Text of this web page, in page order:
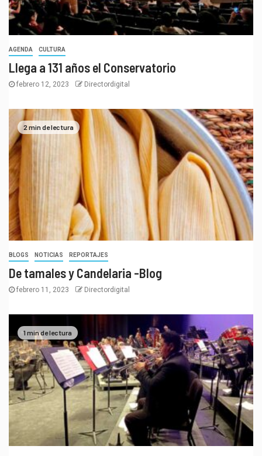
AGENDA CULTURA
Llega a 131 años el Conservatorio
febrero 12, 2023 Directordigital
2 min de lectura
BLOGS NOTICIAS REPORTAJES
De tamales y Candelaria -Blog
febrero 11, 2023 Directordigital
1 min de lectura